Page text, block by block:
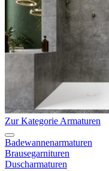
Zur Kategorie Armaturen
Badewannenarmaturen
Brausegarnituren
Duscharmaturen